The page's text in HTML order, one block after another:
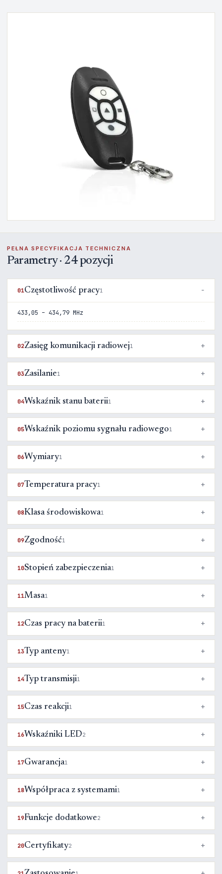
PEŁNA SPECYFIKACJA TECHNICZNA
Parametry · 24 pozycji
01Częstotliwość pracy1
433,05 – 434,79 MHz
02Zasięg komunikacji radiowej1
03Zasilanie1
04Wskaźnik stanu baterii1
05Wskaźnik poziomu sygnału radiowego1
06Wymiary1
07Temperatura pracy1
08Klasa środowiskowa1
09Zgodność1
10Stopień zabezpieczenia1
11Masa1
12Czas pracy na baterii1
13Typ anteny1
14Typ transmisji1
15Czas reakcji1
16Wskaźniki LED2
17Gwarancja1
18Współpraca z systemami1
19Funkcje dodatkowe2
20Certyfikaty2